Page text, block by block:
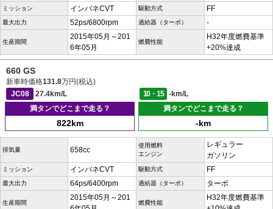
ミッション インパネCVT 駆動方式 FF
最大出力 52ps/6800rpm 過給器（ターボ） -
生産期間
2015年05月～201
6年05月
燃費性能
H32年度燃費基準
+20%達成
660 GS
新車時価格131.8万円(税込)
JC08
27.4km/L 10・15
-km/L
満タンでどこまで走る？
822km
満タンでどこまで走る？
-km
排気量 658cc
使用燃料
エンジン
レギュラー
ガソリン
ミッション インパネCVT 駆動方式 FF
最大出力 64ps/6400rpm 過給器（ターボ） ターボ
生産期間
2015年05月～201
燃費性能
H32年度燃費基準